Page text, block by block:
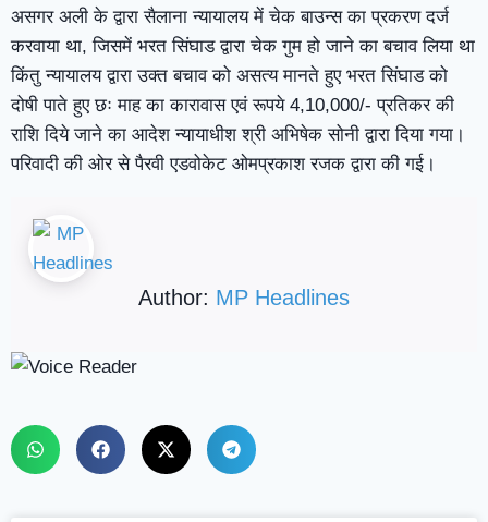
असगर अली के द्वारा सैलाना न्यायालय में चेक बाउन्स का प्रकरण दर्ज
करवाया था, जिसमें भरत सिंघाड द्वारा चेक गुम हो जाने का बचाव लिया था
किंतु न्यायालय द्वारा उक्त बचाव को असत्य मानते हुए भरत सिंघाड को
दोषी पाते हुए छः माह का कारावास एवं रूपये 4,10,000/- प्रतिकर की
राशि दिये जाने का आदेश न्यायाधीश श्री अभिषेक सोनी द्वारा दिया गया।
परिवादी की ओर से पैरवी एडवोकेट ओमप्रकाश रजक द्वारा की गई।
Author: MP Headlines